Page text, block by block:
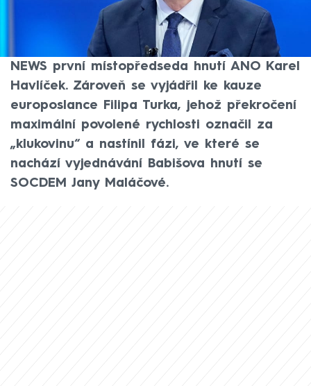
Pokud chceme prosadit náš program,
musíme volby vyhrát o parník, řekl v
pořadu Nový den ve vysílání CNN Prima
NEWS první místopředseda hnutí ANO Karel
Havlíček. Zároveň se vyjádřil ke kauze
europoslance Filipa Turka, jehož překročení
maximální povolené rychlosti označil za
„klukovinu“ a nastínil fázi, ve které se
nachází vyjednávání Babišova hnutí se
SOCDEM Jany Maláčové.